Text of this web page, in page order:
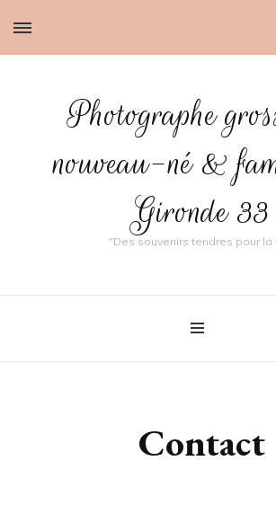
Photographe
nouveau-né &
Gironde 33
"Des souvenirs tendres pour la
Contact